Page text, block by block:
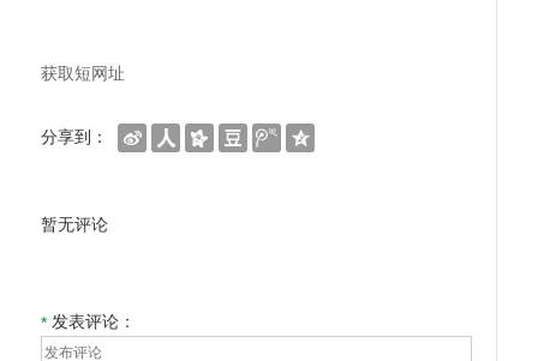
获取短网址
分享到：
暂无评论
*发表评论：